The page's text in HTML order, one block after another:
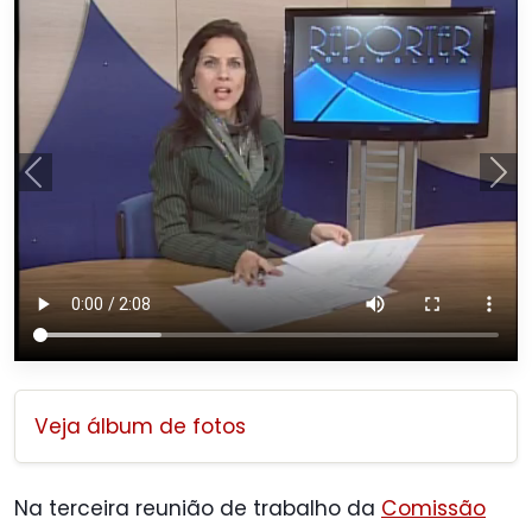
Anterior
Veja álbum de fotos
Na terceira reunião de trabalho da Comissão